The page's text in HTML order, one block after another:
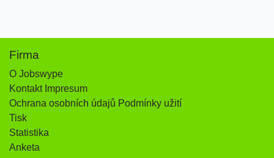
Firma
O Jobswype
Kontakt Impresum
Ochrana osobních údajů Podmínky užití
Tisk
Statistika
Anketa